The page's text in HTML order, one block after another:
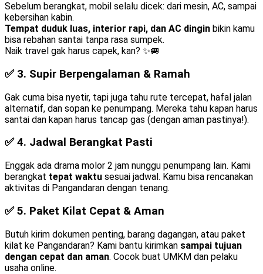
Sebelum berangkat, mobil selalu dicek: dari mesin, AC, sampai
kebersihan kabin.
Tempat duduk luas, interior rapi, dan AC dingin bikin kamu
bisa rebahan santai tanpa rasa sumpek.
Naik travel gak harus capek, kan? ✨🚐
✅ 3. Supir Berpengalaman & Ramah
Gak cuma bisa nyetir, tapi juga tahu rute tercepat, hafal jalan
alternatif, dan sopan ke penumpang. Mereka tahu kapan harus
santai dan kapan harus tancap gas (dengan aman pastinya!).
✅ 4. Jadwal Berangkat Pasti
Enggak ada drama molor 2 jam nunggu penumpang lain. Kami
berangkat tepat waktu sesuai jadwal. Kamu bisa rencanakan
aktivitas di Pangandaran dengan tenang.
✅ 5. Paket Kilat Cepat & Aman
Butuh kirim dokumen penting, barang dagangan, atau paket
kilat ke Pangandaran? Kami bantu kirimkan sampai tujuan
dengan cepat dan aman. Cocok buat UMKM dan pelaku
usaha online.